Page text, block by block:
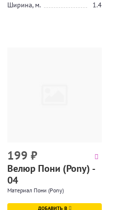
Ширина, м.
1.4
199 ₽
Велюр Пони (Pony) -
04
Материал Пони (Pony)
ДОБАВИТЬ В